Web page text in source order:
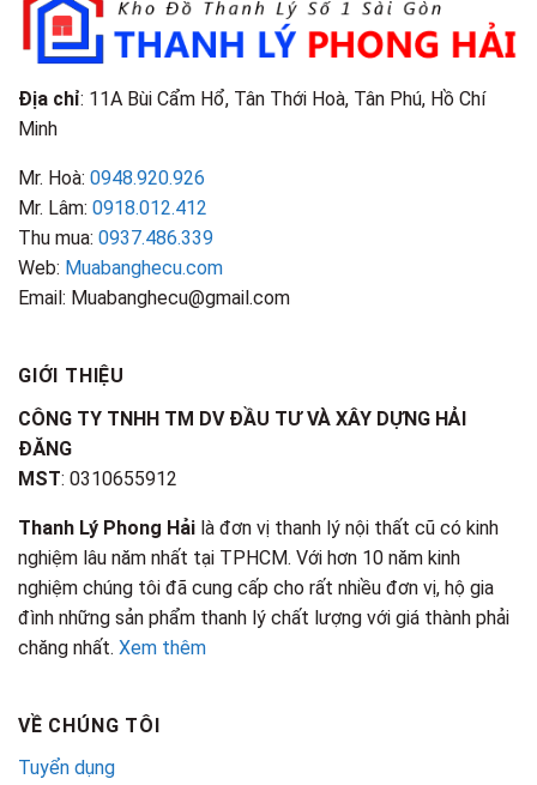
Điểm
Nhận
Biết
Địa chỉ: 11A Bùi Cẩm Hổ, Tân Thới Hoà, Tân Phú, Hồ Chí
Minh
Mr. Hoà: 0948.920.926
Mr. Lâm: 0918.012.412
Thu mua: 0937.486.339
Web: Muabanghecu.com
Email: Muabanghecu@gmail.com
GIỚI THIỆU
CÔNG TY TNHH TM DV ĐẦU TƯ VÀ XÂY DỰNG HẢI
ĐĂNG
MST: 0310655912
Thanh Lý Phong Hải là đơn vị thanh lý nội thất cũ có kinh
nghiệm lâu năm nhất tại TPHCM. Với hơn 10 năm kinh
nghiệm chúng tôi đã cung cấp cho rất nhiều đơn vị, hộ gia
đình những sản phẩm thanh lý chất lượng với giá thành phải
chăng nhất. Xem thêm
VỀ CHÚNG TÔI
Tuyển dụng